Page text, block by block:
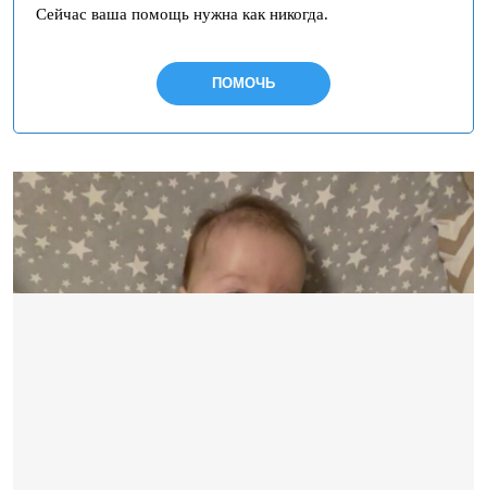
Сейчас ваша помощь нужна как никогда.
ПОМОЧЬ